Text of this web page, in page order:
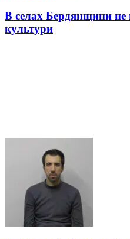
В селах Бердянщини не
культури